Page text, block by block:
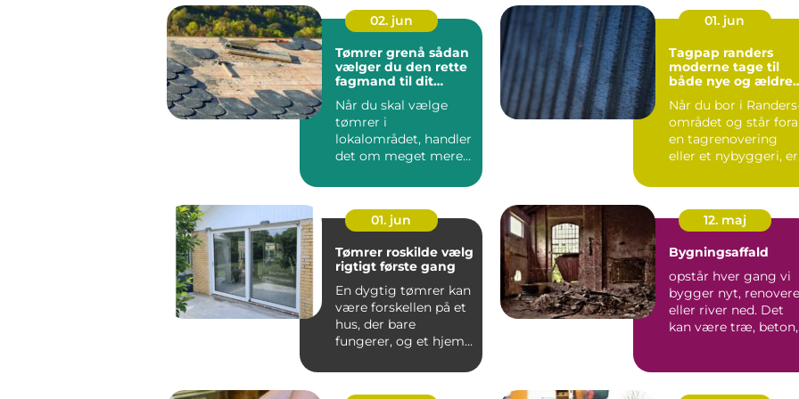
02. jun
Tømrer grenå sådan
vælger du den rette
fagmand til dit
Når du skal vælge
tømrer i
lokalområdet, handler
det om meget mere
laveste pris. En...
01. jun
Tagpap randers
moderne tage til
både nye og ældre
Når du bor i
området og står
en tagrenovering
eller et nybyggeri, er
01. jun
Tømrer roskilde vælg
rigtigt første gang
En dygtig tømrer kan
være forskellen på et
hus, der bare
fungerer, og et hjem,
...
12. maj
Bygningsaffald
opstår hver gang vi
bygger nyt,
eller river ned. Det
kan være træ, beton,